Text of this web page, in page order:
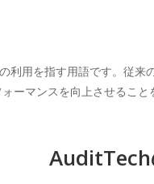
用を指す用語です。従
ーマンスを向上させるこ